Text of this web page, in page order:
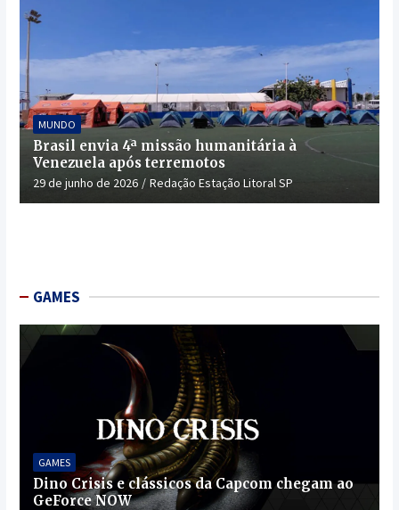
MUNDO
Brasil envia 4ª missão humanitária à
Venezuela após terremotos
29 de junho de 2026 Redação Estação Litoral SP
GAMES
GAMES
Dino Crisis e clássicos da Capcom chegam ao
GeForce NOW